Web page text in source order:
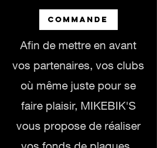
COMMANDE
Afin de mettre en avant
vos partenaires, vos clubs
où même juste pour se
faire plaisir, MIKEBIK'S
vous propose de réaliser